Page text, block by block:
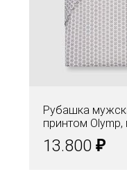
Рубашка
принтом Olymp,
13.800 ₽